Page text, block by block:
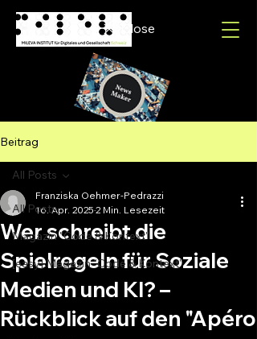
Close
Beitrag
All Posts
Magazin "Code & Kontext"
[easy] Magazin "Code & Kontext"
All Posts
Wer schreibt die
Spielregeln für Soziale
Medien und KI? –
Rückblick auf den "Apéro
Franziska Oehmer-Pedrazzi
16. Apr. 2025 2 Min. Lesezeit